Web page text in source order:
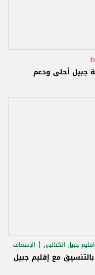
جبيل أحلى ودعم
اقليم جبيل الكتائبي الإسعاف
مع إقليم جبيل